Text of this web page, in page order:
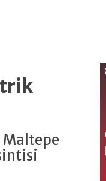
Maltepe